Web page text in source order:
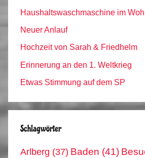
Haushaltswaschmaschine im
Neuer Anlauf
Hochzeit von Sarah & Friedhelm
Erinnerung an den 1. Weltkrieg
Etwas Stimmung auf dem SP
Schlagwörter
Arlberg (37) Baden (41)